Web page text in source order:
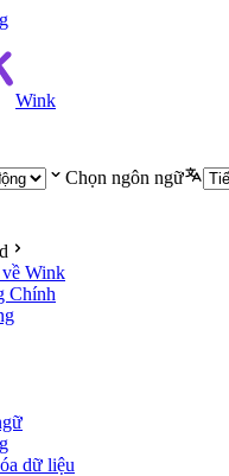
Wink
Chọn ngôn ngữ
Wink
Chính
dữ liệu